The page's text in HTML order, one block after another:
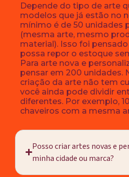
Depende do tipo de arte
modelos que já estão no
mínimo é de 50 unidades
(mesma arte, mesmo
material). Isso foi
possa repor o estoque
Para arte nova e
pensar em 200 unidades.
criação da arte não tem
você ainda pode dividir
diferentes. Por exemplo,
chaveiros com a mesma
Posso criar artes novas e
minha cidade ou marca?